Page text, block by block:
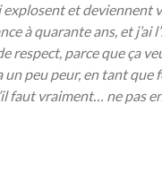
et deviennent
à quarante ans, et j’ai
respect, parce que ça
un peu peur, en tant que
faut vraiment… ne pas